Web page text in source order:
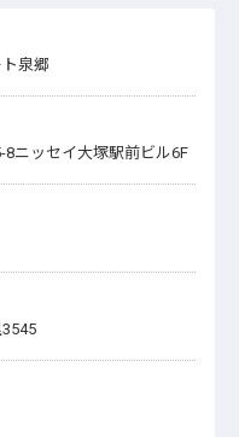
泉郷
ニッセイ大塚駅前ビル6F